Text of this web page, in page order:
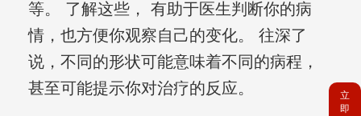
等。 了解这些， 有助于医生判断你的病
情，也方便你观察自己的变化。 往深了
说，不同的形状可能意味着不同的病程，
甚至可能提示你对治疗的反应。
立
即